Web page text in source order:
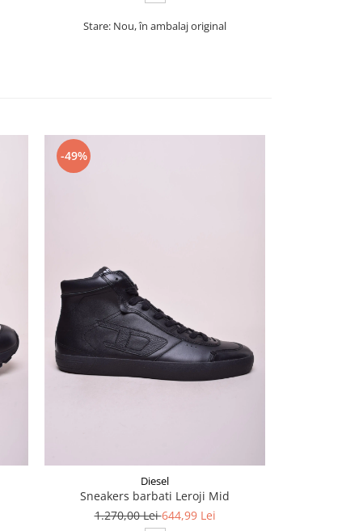
Stare: Nou, în ambalaj original
-49%
Diesel
Sneakers barbati Leroji Mid
1.270,00 Lei644,99 Lei